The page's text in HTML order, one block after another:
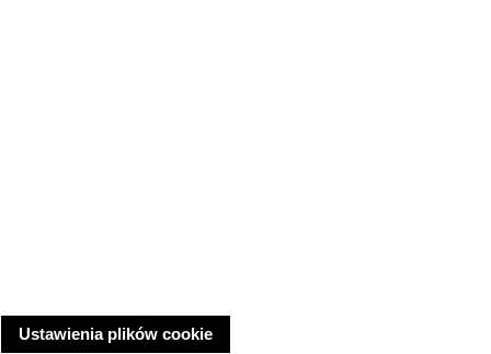
Ustawienia plików cookie